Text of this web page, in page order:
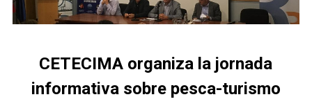
CETECIMA organiza la jornada
informativa sobre pesca-turismo